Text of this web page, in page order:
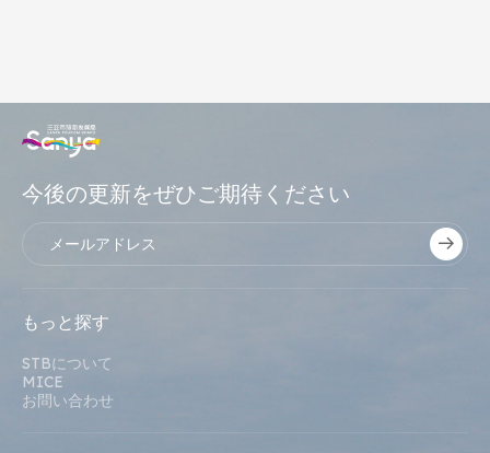
今後の更新をぜひご期待ください
もっと探す
STBについて
MICE
お問い合わせ